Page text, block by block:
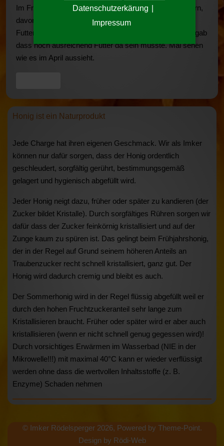
Im Frühjahr 2020 haben wir von 8 eingewinterten Völkern,
davon drei Ableger einen Ableger verloren. Eine
Futterkontrolle am 02.03. bei den leichtesten Völkern ergab
dass noch ausreichend Futter da sein müsste. Mal sehen
wie es im April aussieht.
Honig ist ein Naturprodukt
Jede Charge hat ihren eigenen Geschmack. Wir als Imker
können nur dafür sorgen, dass der Honig ordentlich
geschleudert, sorgfältig gerührt, bestimmungsgemäß
gelagert und hygienisch abgefüllt wird.
Jeder Honig neigt dazu, früher oder später zu kandieren (der
Zucker bildet Kristalle). Durch sorgfältiges Rühren sorgen wir
dafür dass der Zucker feinkörnig kristallisiert und auf der
Zunge kaum zu spüren ist. Das gelingt beim Frühjahrshonig,
der in der Regel auf Grund seinem höheren Anteils an
Traubenzucker recht schnell kristallisiert, ganz gut. Der
Honig wird dadurch cremig und bleibt es auch.
Der Sommerhonig wird in der Regel flüssig abgefüllt weil er
durch den hohen Fruchtzuckeranteil sehr lange zum
Kristallisieren braucht. Früher oder später wird er aber auch
kristallisieren (wenn er nicht schnell genug gegessen wird)!
Durch vorsichtiges Erwärmen im Wasserbad (NIE in der
Mikrowelle!!!) mit maximal 40°C kann er wieder verflüssigt
werden ohne dass die wertvollen Inhaltsstoffe (z. B.
Enzyme) Schaden nehmen
© Imker Rödelsperger 2026, Powered by Theme-Point.
Design by Rödi-Web
Datenschutzerkärung
Impressum